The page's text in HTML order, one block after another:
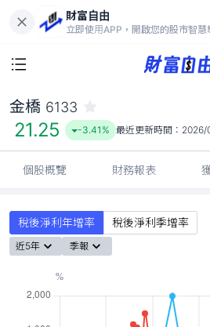
財富自由
立即使用APP，開啟您的股市智慧
21.25
-3.41%
金橋 6133
21.25 -3.41% 最近更新時間： 2026/
個股概覽 財務報表
稅後淨利年增率 稅後淨利季增率
近5年 季報